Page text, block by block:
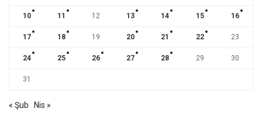
10 11 12 13 14 15 16
17 18 19 20 21 22 23
24 25 26 27 28 29 30
31
« Şub Nis »